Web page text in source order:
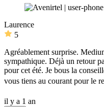
Laurence
5
Agréablement surprise.
sympathique. Déjà un retour
pour cet été. Je bous la
vous tiens au courant pour le
il y a 1 an